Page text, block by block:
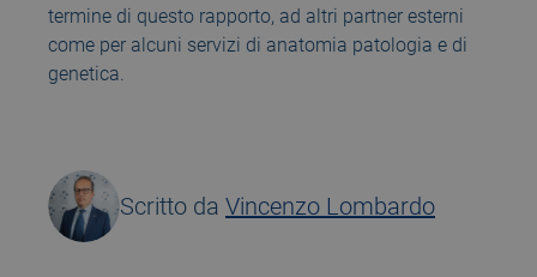
termine di questo rapporto, ad altri partner esterni
come per alcuni servizi di anatomia patologia e di
genetica.
Scritto da Vincenzo Lombardo